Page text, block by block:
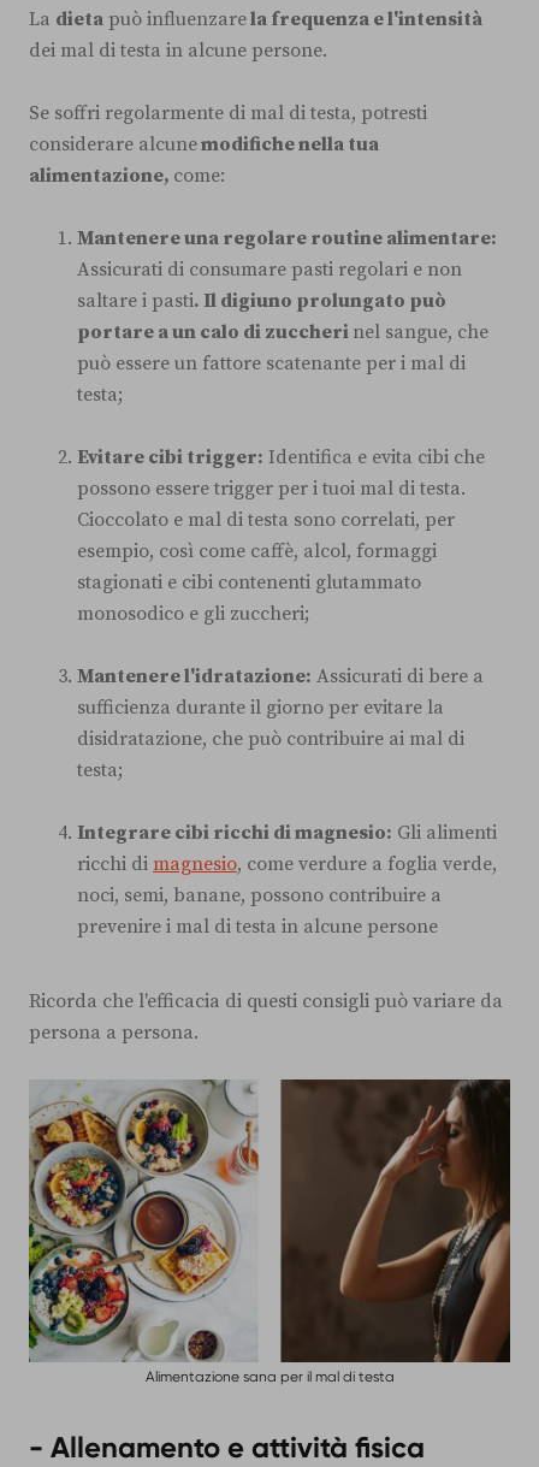
La dieta può influenzarela frequenza e l'intensità
dei mal di testa in alcune persone.
Se soffri regolarmente di mal di testa, potresti
considerare alcunemodifiche nella tua
alimentazione, come:
Mantenere una regolare routine alimentare:
Assicurati di consumare pasti regolari e non
saltare i pasti. Il digiuno prolungato può
portare a un calo di zuccheri nel sangue, che
può essere un fattore scatenante per i mal di
testa;
Evitare cibi trigger: Identifica e evita cibi che
possono essere trigger per i tuoi mal di testa.
Cioccolato e mal di testa sono correlati, per
esempio, così come caffè, alcol, formaggi
stagionati e cibi contenenti glutammato
monosodico e gli zuccheri;
Mantenere l'idratazione: Assicurati di bere a
sufficienza durante il giorno per evitare la
disidratazione, che può contribuire ai mal di
testa;
Integrare cibi ricchi di magnesio: Gli alimenti
ricchi di magnesio, come verdure a foglia verde,
noci, semi, banane, possono contribuire a
prevenire i mal di testa in alcune persone
Ricorda che l'efficacia di questi consigli può variare da
persona a persona.
Alimentazione sana per il mal di testa
- Allenamento e attività fisica